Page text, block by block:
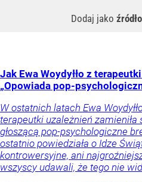
Dodaj jako
Jak Ewa Woydyłło z
„Opowiada pop-
W ostatnich latach Ewa
terapeutki uzależnień
głoszącą pop-psychologiczne
ostatnio powiedziała o Idze
kontrowersyjne, ani
wszyscy udawali, że tego nie